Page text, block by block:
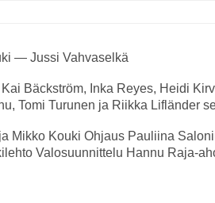
— Jussi Vahvaselkä
Bäckström, Inka Reyes, Heidi
Tomi Turunen ja Riikka Lifländer
Mikko Kouki Ohjaus Pauliina
Valosuunnittelu Hannu Raja-